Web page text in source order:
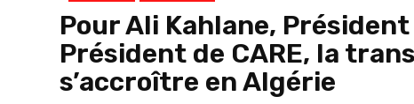
Pour Ali Kahlane,
Président de CARE, la
s’accroître en Algérie